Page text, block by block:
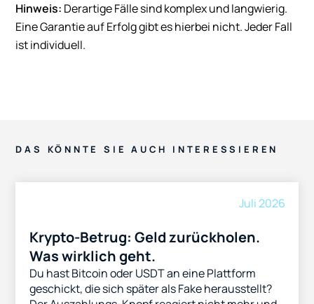
Hinweis: Derartige Fälle sind komplex und langwierig.
Eine Garantie auf Erfolg gibt es hierbei nicht. Jeder Fall
ist individuell.
DAS KÖNNTE SIE AUCH INTERESSIEREN
Juli 2026
Krypto-Betrug: Geld zurückholen.
Was wirklich geht.
Du hast Bitcoin oder USDT an eine Plattform
geschickt, die sich später als Fake herausstellt?